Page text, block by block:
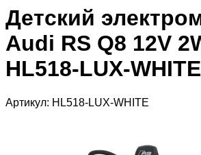
Детский
Audi RS Q8 12V
HL518-LUX-WHITE
Артикул: HL518-LUX-WHITE